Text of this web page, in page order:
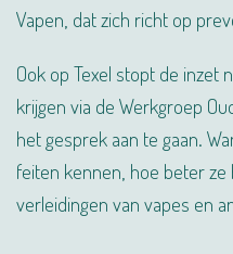
Vapen, dat zich richt op
Ook op Texel stopt de inzet
krijgen via de Werkgroep
het gesprek aan te gaan.
feiten kennen, hoe beter ze
verleidingen van vapes en